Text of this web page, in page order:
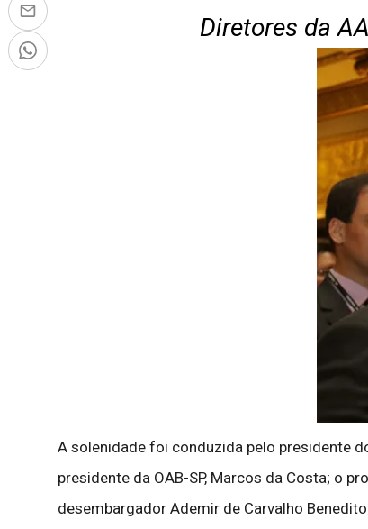
Diretores da
A solenidade foi conduzida pelo presidente
presidente da OAB-SP, Marcos da Costa; o
desembargador Ademir de Carvalho